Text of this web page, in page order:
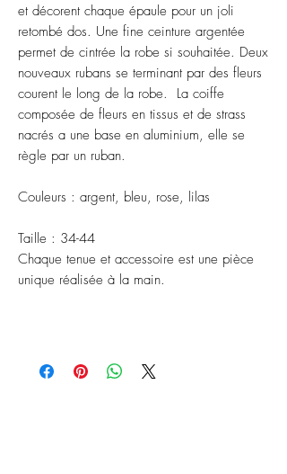
et décorent chaque épaule pour un joli
retombé dos. Une fine ceinture argentée
permet de cintrée la robe si souhaitée. Deux
nouveaux rubans se terminant par des fleurs
courent le long de la robe. La coiffe
composée de fleurs en tissus et de strass
nacrés a une base en aluminium, elle se
règle par un ruban.
Couleurs : argent, bleu, rose, lilas
Taille : 34-44
Chaque tenue et accessoire est une pièce
unique réalisée à la main.